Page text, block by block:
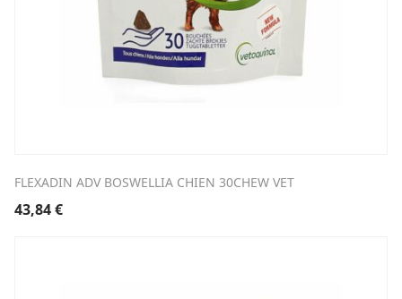
FLEXADIN ADV BOSWELLIA CHIEN 30CHEW VET
43,84€